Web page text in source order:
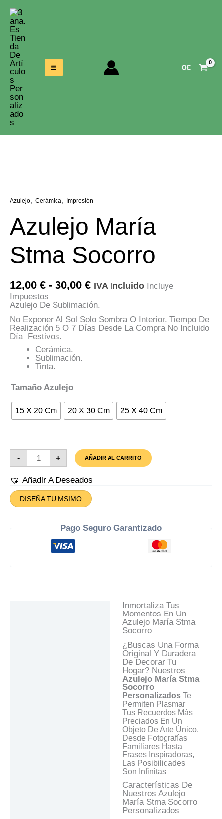
Contenido
0€
Azulejo, Cerámica, Impresión
Azulejo María
Stma Socorro
12,00 € - 30,00 €Rango
De
Precios:
Desde
12,00 €
Hasta
IVA Incluido Incluye
Impuestos
Azulejo De Sublimación.
No Exponer Al Sol Solo Sombra O Interior. Tiempo De
Realización 5 O 7 Días Desde La Compra No Incluido
Día Festivos.
Cerámica.
Sublimación.
Tinta.
Tamaño Azulejo
15 X 20 Cm 20 X 30 Cm 25 X 40 Cm
-
Azulejo
María
Socorro
+ AÑADIR AL CARRITO
Añadir A Deseados
DISEÑA TU MSIMO
Pago Seguro Garantizado
Inmortaliza Tus
Momentos En Un
Azulejo María Stma
Socorro
¿Buscas Una Forma
Original Y Duradera
De Decorar Tu
Hogar? Nuestros
Azulejo María Stma
Socorro
Personalizados Te
Permiten Plasmar
Tus Recuerdos Más
Preciados En Un
Objeto De Arte Único.
Desde Fotografías
Familiares Hasta
Frases Inspiradoras,
Las Posibilidades
Son Infinitas.
Características De
Nuestros Azulejo
María Stma Socorro
Personalizados